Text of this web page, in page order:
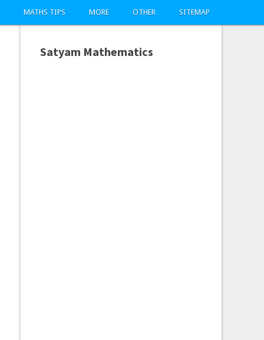
MATHS TIPS MORE OTHER SITEMAP
Satyam Mathematics